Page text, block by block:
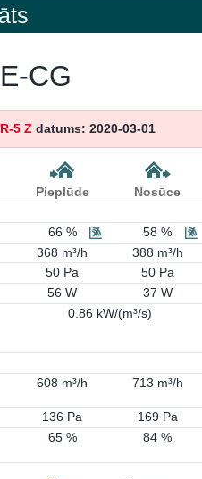
CG
5 Z datums: 2020-03-01
Pieplūde
Nosūce
66 %
58 %
368 m³/h
388 m³/h
50 Pa
50 Pa
56 W
37 W
0.86 kW/(m³/s)
608 m³/h 713 m³/h
136 Pa
169 Pa
65 % 84 %